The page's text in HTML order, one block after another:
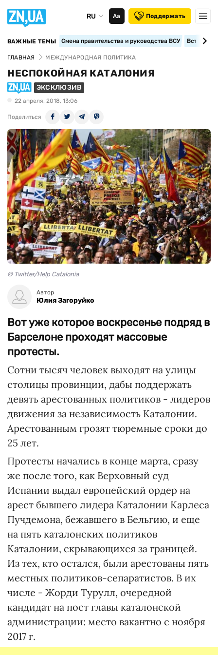
RU Аа Поддержать
ВАЖНЫЕ ТЕМЫ Смена правительства и руководства ВСУ
ГЛАВНАЯ МЕЖДУНАРОДНАЯ ПОЛИТИКА
НЕСПОКОЙНАЯ КАТАЛОНИЯ
ЭКСКЛЮЗИВ
22 апреля, 2018, 13:06
Поделиться
© Twitter/Help Catalonia
Автор
Юлия Загоруйко
Вот уже которое воскресенье подряд в
Барселоне проходят массовые
протесты.
Сотни тысяч человек выходят на улицы
столицы провинции, дабы поддержать
девять арестованных политиков - лидеров
движения за независимость Каталонии.
Арестованным грозят тюремные сроки до
25 лет.
Протесты начались в конце марта, сразу
же после того, как Верховный суд
Испании выдал европейский ордер на
арест бывшего лидера Каталонии Карлеса
Пучдемона, бежавшего в Бельгию, и еще
на пять каталонских политиков
Каталонии, скрывающихся за границей.
Из тех, кто остался, были арестованы пять
местных политиков-сепаратистов. В их
числе - Жорди Турулл, очередной
кандидат на пост главы каталонской
администрации: место вакантно с ноября
2017 г.